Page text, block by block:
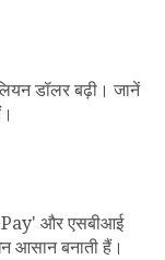
डॉलर बढ़ी। जानें
और एसबीआई
आसान बनाती हैं।